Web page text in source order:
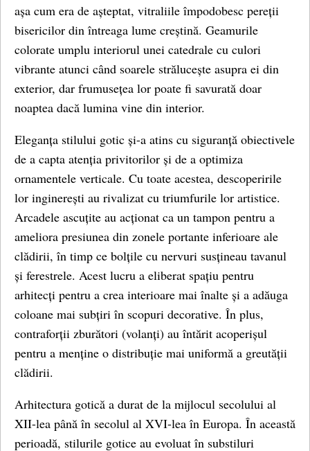
așa cum era de așteptat, vitraliile împodobesc pereții
bisericilor din întreaga lume creștină. Geamurile
colorate umplu interiorul unei catedrale cu culori
vibrante atunci când soarele strălucește asupra ei din
exterior, dar frumusețea lor poate fi savurată doar
noaptea dacă lumina vine din interior.
Eleganța stilului gotic și-a atins cu siguranță obiectivele
de a capta atenția privitorilor și de a optimiza
ornamentele verticale. Cu toate acestea, descoperirile
lor inginerești au rivalizat cu triumfurile lor artistice.
Arcadele ascuțite au acționat ca un tampon pentru a
ameliora presiunea din zonele portante inferioare ale
clădirii, în timp ce bolțile cu nervuri susțineau tavanul
și ferestrele. Acest lucru a eliberat spațiu pentru
arhitecți pentru a crea interioare mai înalte și a adăuga
coloane mai subțiri în scopuri decorative. În plus,
contraforții zburători (volanți) au întărit acoperișul
pentru a menține o distribuție mai uniformă a greutății
clădirii.
Arhitectura gotică a durat de la mijlocul secolului al
XII-lea până în secolul al XVI-lea în Europa. În această
perioadă, stilurile gotice au evoluat în substiluri